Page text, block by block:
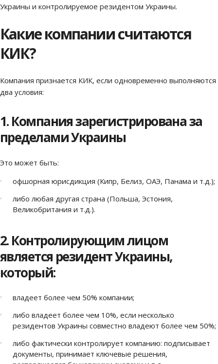
Украины и контролируемое резидентом Украины.
Какие компании считаются
КИК?
Компания признается КИК, если одновременно выполняются
два условия:
1. Компания зарегистрирована за
пределами Украины
Это может быть:
офшорная юрисдикция (Кипр, Белиз, ОАЭ, Панама и т.д.);
либо любая другая страна (Польша, Эстония,
Великобритания и т.д.).
2. Контролирующим лицом
является резидент Украины,
который:
владеет более чем 50% компании;
либо владеет более чем 10%, если несколько
резидентов Украины совместно владеют более чем 50%;
либо фактически контролирует компанию: подписывает
документы, принимает ключевые решения,